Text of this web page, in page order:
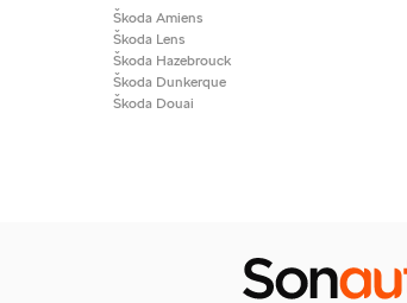
Škoda Amiens
Škoda Lens
Škoda Hazebrouck
Škoda Dunkerque
Škoda Douai